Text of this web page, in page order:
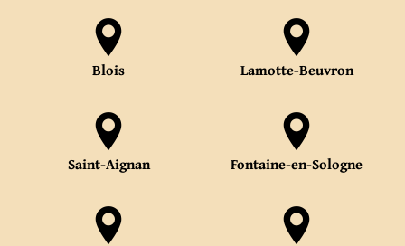
Blois Lamotte-Beuvron
Saint-Aignan Fontaine-en-Sologne